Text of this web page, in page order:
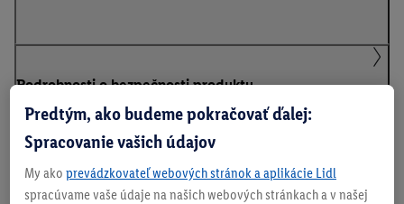
Podrobnosti o bezpečnosti produktu
Informácie o batériách podľa nariadenia EÚ o
batériách
Predtým, ako budeme pokračovať ďalej:
Spracovanie vašich údajov
My ako prevádzkovateľ webových stránok a aplikácie Lidl
spracúvame vaše údaje na našich webových stránkach a v našej